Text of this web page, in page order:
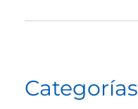
Categorías